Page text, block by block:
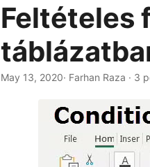
Feltételes
May 13, 2020· Farhan Raza · 3